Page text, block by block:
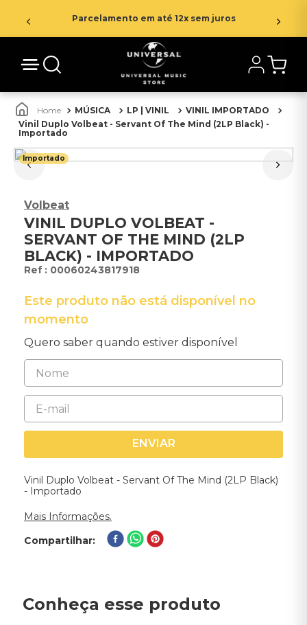
Parcelamento em até 12x sem juros
MÚSICA LP | VINIL
VINIL IMPORTADO
Vinil Duplo Volbeat - Servant Of The Mind (2LP Black) -
Importado
Importado
Volbeat
VINIL DUPLO VOLBEAT -
SERVANT OF THE MIND (2LP
BLACK) - IMPORTADO
: 00060243817918
Este produto não está disponível no
momento
Quero saber quando estiver disponível
ENVIAR
Vinil Duplo Volbeat - Servant Of The Mind (2LP Black)
- Importado
Mais Informações.
Compartilhar
Conheça esse produto